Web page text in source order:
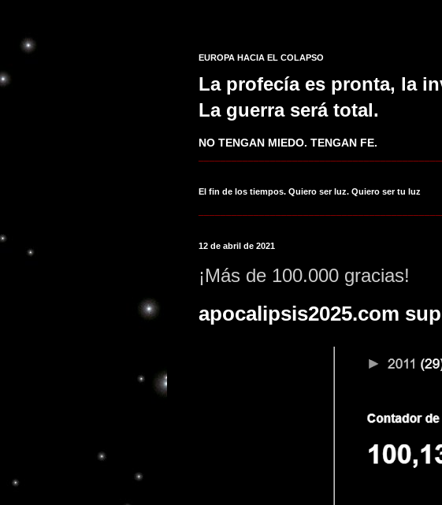
EUROPA HACIA EL COLAPSO
La profecía es pronta, la
La guerra será total.
NO TENGAN MIEDO. TENGAN FE.
El fin de los tiempos. Quiero ser luz. Quiero ser tu luz
12 de abril de 2021
¡Más de 100.000 gracias!
apocalipsis2025.com